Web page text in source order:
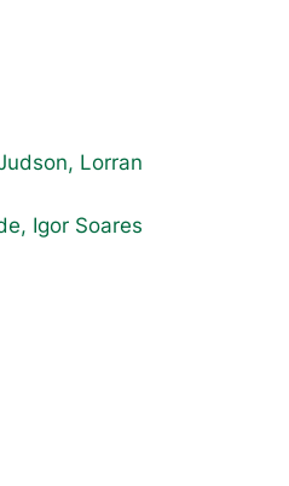
Lorran
Igor Soares